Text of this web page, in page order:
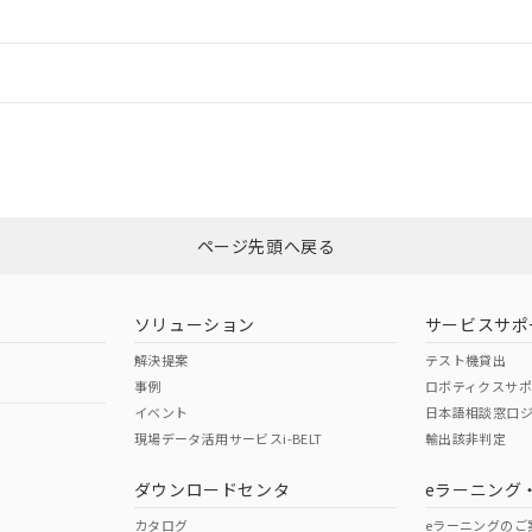
ダウンロードはこちらページ先頭へ戻る
ソリューション
解決提案
事例
イベント
現場データ活用サービスi-BELT
ダウンロードセンタ
カタログ
サービスサポ
テスト機貸出
ロボティクスサ
日本語相談窓口
輸出該非判定
eラーニング
eラーニングのご